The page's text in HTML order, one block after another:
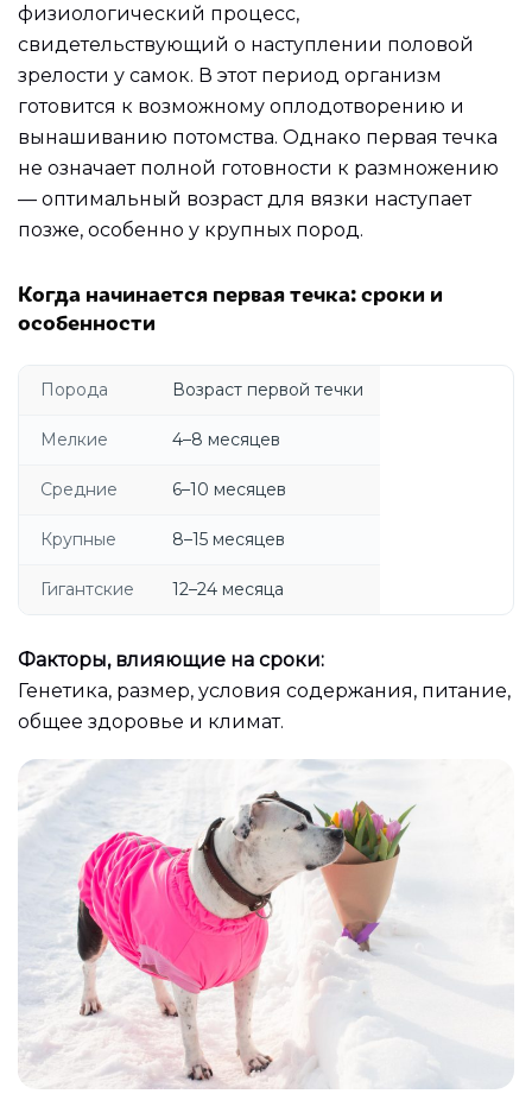
физиологический процесс,
свидетельствующий о наступлении половой
зрелости у самок. В этот период организм
готовится к возможному оплодотворению и
вынашиванию потомства. Однако первая течка
не означает полной готовности к размножению
— оптимальный возраст для вязки наступает
позже, особенно у крупных пород.
Когда начинается первая течка: сроки и
особенности
Порода Возраст первой течки
Мелкие 4–8 месяцев
Средние 6–10 месяцев
Крупные 8–15 месяцев
Гигантские 12–24 месяца
Факторы, влияющие на сроки:
Генетика, размер, условия содержания, питание,
общее здоровье и климат.